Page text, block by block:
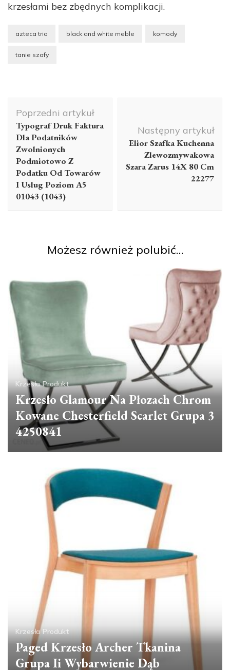
krzesłami bez zbędnych komplikacji.
azteca trio black and white meble komody
tanie szafy
wpisu
Poprzedni artykuł
Typograf Druk Faktura
Dla Podatników
Zwolnionych
Podmiotowo Z
Podatku Od Towarów
I Uslug Poziom A5
01043 (1043)
Następny artykuł
Elior Szafka Kuchenna
Zlewozmywakowa
Szara Zarus 14X 80 Cm
22277
Możesz również polubić…
Krzesła Produkt
Krzesło Glamour Na Płozach Chrom
Kowane Chesterfield Scarlet Grupa 3
4250841
Krzesła Produkt
Paged Krzesło Archer Tkanina
Grupa Ii Wybarwienie Dąb